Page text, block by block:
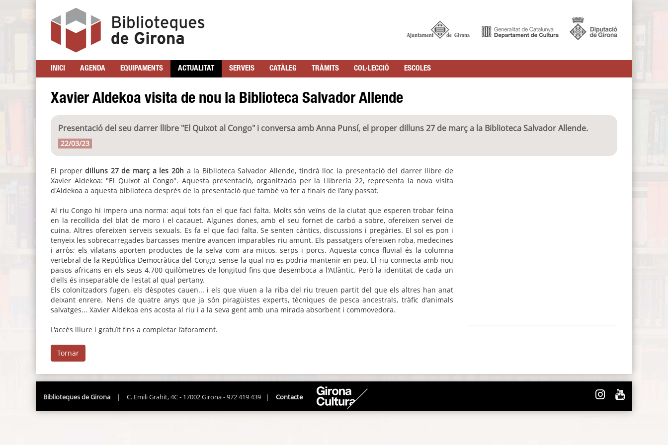
INICI AGENDA EQUIPAMENTS ACTUALITAT SERVEIS CATÀLEG TRÀMITS COL·LECCIÓ ESCOLES
Xavier Aldekoa visita de nou la Biblioteca Salvador Allende
Presentació del seu darrer llibre "El Quixot al Congo" i conversa amb Anna Punsí, el proper dilluns 27 de març a la Biblioteca Salvador Allende.
22/03/23
El properdilluns 27 de març a les 20h a la Biblioteca Salvador Allende, tindrà lloc la presentació del darrer llibre de
Xavier Aldekoa: "El Quixot al Congo". Aquesta presentació, organitzada per la Llibreria 22, representa la nova visita
d'Aldekoa a aquesta biblioteca després de la presentació que també va fer a finals de l'any passat.
Al riu Congo hi impera una norma: aquí tots fan el que faci falta. Molts són veïns de la ciutat que esperen trobar feina
en la recollida del blat de moro i el cacauet. Algunes dones, amb el seu fornet de carbó a sobre, ofereixen servei de
cuina. Altres ofereixen serveis sexuals. Es fa el que faci falta. Se senten càntics, discussions i pregàries. El sol es pon i
tenyeix les sobrecarregades barcasses mentre avancen imparables riu amunt. Els passatgers ofereixen roba, medecines
i arròs; els vilatans aporten productes de la selva com ara micos, serps i porcs. Aquesta conca fluvial és la columna
vertebral de la República Democràtica del Congo, sense la qual no es podria mantenir en peu. El riu connecta amb nou
països africans en els seus 4.700 quilòmetres de longitud fins que desemboca a l'Atlàntic. Però la identitat de cada un
d'ells és inseparable de l'estat al qual pertany.
Els colonitzadors fugen, els dèspotes cauen... i els que viuen a la riba del riu treuen partit del que els altres han anat
deixant enrere. Nens de quatre anys que ja són piragüistes experts, tècniques de pesca ancestrals, tràfic d'animals
salvatges... Xavier Aldekoa ens acosta al riu i a la seva gent amb una mirada absorbent i commovedora.
L'accés lliure i gratuït fins a completar l’aforament.
Tornar
Biblioteques de Girona | C. Emili Grahit, 4C - 17002 Girona - 972 419 439 | Contacte